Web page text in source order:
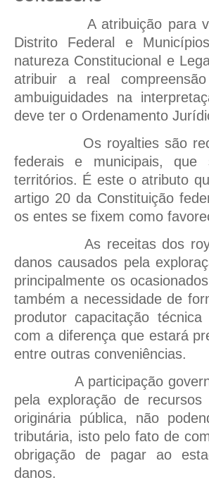
A atribuição para
Distrito Federal e
natureza Constitucional e
atribuir a real
ambuiguidades na
deve ter o Ordenamento
Os royalties são
federais e municipais, que
territórios. É este o atributo
artigo 20 da Constituição
os entes se fixem como
As receitas dos
danos causados pela
principalmente os
também a necessidade de
produtor capacitação
com a diferença que estará
entre outras conveniências.
A participação
pela exploração de
originária pública, não
tributária, isto pelo fato de
obrigação de pagar ao
danos.